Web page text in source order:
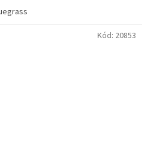
Kód: 20853